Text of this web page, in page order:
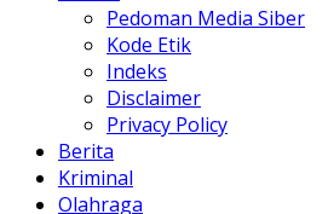
Pedoman Media Siber
Kode Etik
Indeks
Disclaimer
Privacy Policy
Berita
Kriminal
Olahraga